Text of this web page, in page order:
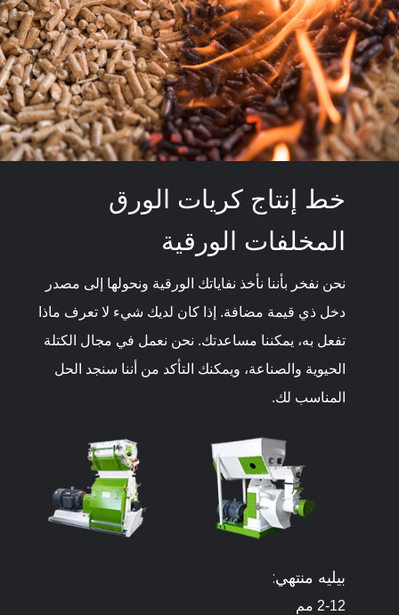
خط إنتاج كريات الورق
المخلفات الورقية
نحن نفخر بأننا نأخذ نفاياتك الورقية ونحولها إلى مصدر
دخل ذي قيمة مضافة. إذا كان لديك شيء لا تعرف ماذا
تفعل به، يمكننا مساعدتك. نحن نعمل في مجال الكتلة
الحيوية والصناعة، ويمكنك التأكد من أننا سنجد الحل
المناسب لك.
بيليه منتهي:
2-12 مم